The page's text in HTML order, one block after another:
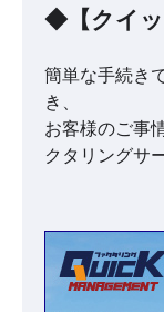
◆【クイ
簡単な手続き
き、
お客様のご事
クタリングサ